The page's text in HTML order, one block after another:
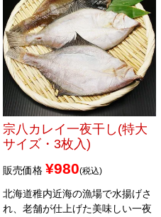
宗八カレイ一夜干し(特大
サイズ・3枚入)
販売価格 ¥980 税込
北海道稚内近海の漁場で水揚げさ
れ、老舗が仕上げた美味しい一夜